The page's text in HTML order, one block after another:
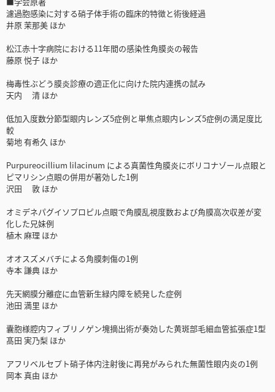
濾過胞感染に対する硝子体手術の臨床的特徴と術後経過
井原 茉那美 ほか
松江赤十字病院における11年間の感染性角膜炎の報告
藤原 悦子 ほか
梅毒性ぶどう膜炎診療の適正化に向けた院内連携の試み
天内 清 ほか
低加入度数分節型眼内レンズ5症例と単焦点眼内レンズ5症例の満足度比
較
菊地 有希久 ほか
Purpureocillium lilacinum による真菌性角膜炎にボリコナゾール点眼と
ピマリシン点眼の併用が著効した1例
沢田 敦 ほか
オミデネパグイソプロピル点眼で角膜乱視度数および角膜高次収差が変
化した兄妹例
植木 麻理 ほか
オオスズメバチによる角膜刺傷の1例
寺本 謙典 ほか
先天網膜分離症に血管新生緑内障を続発した症例
池田 満里 ほか
囊胞様腔内フィブリノゲン塊摘出術が奏効した黄斑部毛細血管拡張症1型
髙田 実乃梨 ほか
アフリベルセプト硝子体内注射後に再発がみられた無菌性眼内炎の1例
岡本 真由 ほか